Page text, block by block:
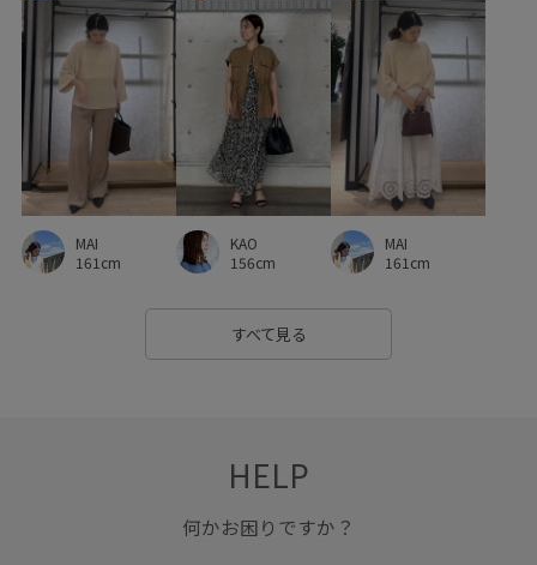
リラックススタイル 上品 主役アイテム 五分袖
伸縮性 冷んやり 動きやすい 収納力
合わせやすい 吸水速乾 型崩れしにくい
夏場でも快適 大容量 幅広 快適 撥水加工
撥水性 撥水素材 旅行 普段使い 活躍する一着
美シルエット 羽織としても使える 自宅で洗える
薄手 透け感 通勤バッグ 高級感
MAI
161cm
KAO
156cm
MAI
161cm
すべて見る
HELP
何かお困りですか？